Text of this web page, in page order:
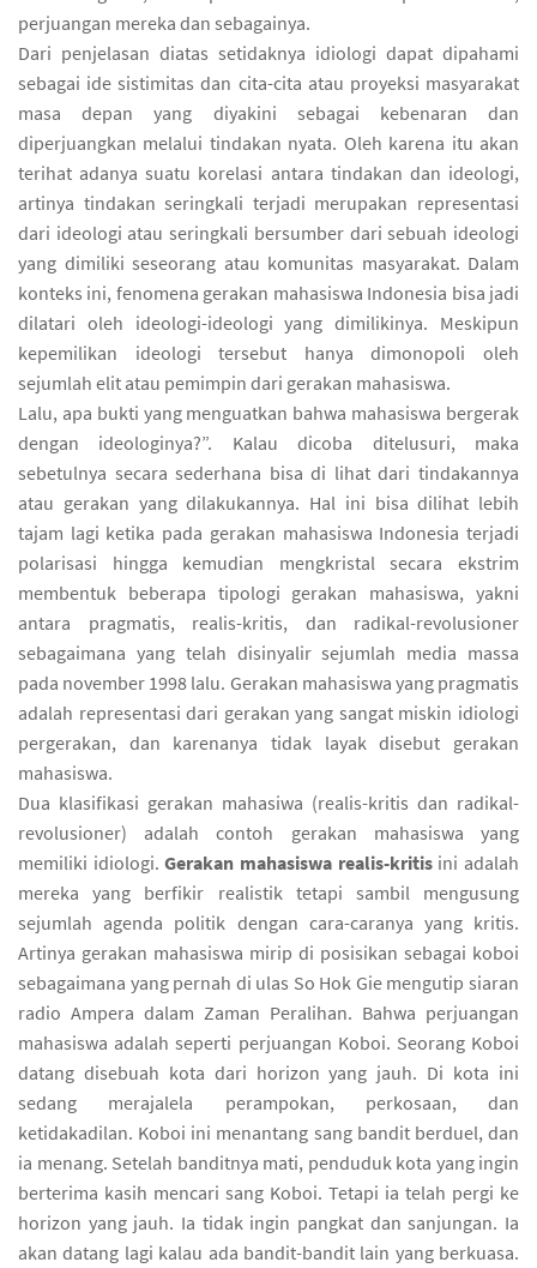
perjuangan mereka dan sebagainya.
Dari penjelasan diatas setidaknya idiologi dapat dipahami
sebagai ide sistimitas dan cita-cita atau proyeksi masyarakat
masa depan yang diyakini sebagai kebenaran dan
diperjuangkan melalui tindakan nyata. Oleh karena itu akan
terihat adanya suatu korelasi antara tindakan dan ideologi,
artinya tindakan seringkali terjadi merupakan representasi
dari ideologi atau seringkali bersumber dari sebuah ideologi
yang dimiliki seseorang atau komunitas masyarakat. Dalam
konteks ini, fenomena gerakan mahasiswa Indonesia bisa jadi
dilatari oleh ideologi-ideologi yang dimilikinya. Meskipun
kepemilikan ideologi tersebut hanya dimonopoli oleh
sejumlah elit atau pemimpin dari gerakan mahasiswa.
Lalu, apa bukti yang menguatkan bahwa mahasiswa bergerak
dengan ideologinya?”. Kalau dicoba ditelusuri, maka
sebetulnya secara sederhana bisa di lihat dari tindakannya
atau gerakan yang dilakukannya. Hal ini bisa dilihat lebih
tajam lagi ketika pada gerakan mahasiswa Indonesia terjadi
polarisasi hingga kemudian mengkristal secara ekstrim
membentuk beberapa tipologi gerakan mahasiswa, yakni
antara pragmatis, realis-kritis, dan radikal-revolusioner
sebagaimana yang telah disinyalir sejumlah media massa
pada november 1998 lalu. Gerakan mahasiswa yang pragmatis
adalah representasi dari gerakan yang sangat miskin idiologi
pergerakan, dan karenanya tidak layak disebut gerakan
mahasiswa.
Dua klasifikasi gerakan mahasiwa (realis-kritis dan radikal-
revolusioner) adalah contoh gerakan mahasiswa yang
memiliki idiologi.Gerakan mahasiswa realis-kritisini adalah
mereka yang berfikir realistik tetapi sambil mengusung
sejumlah agenda politik dengan cara-caranya yang kritis.
Artinya gerakan mahasiswa mirip di posisikan sebagai koboi
sebagaimana yang pernah di ulas So Hok Gie mengutip siaran
radio Ampera dalam Zaman Peralihan. Bahwa perjuangan
mahasiswa adalah seperti perjuangan Koboi. Seorang Koboi
datang disebuah kota dari horizon yang jauh. Di kota ini
sedang merajalela perampokan, perkosaan, dan
ketidakadilan. Koboi ini menantang sang bandit berduel, dan
ia menang. Setelah banditnya mati, penduduk kota yang ingin
berterima kasih mencari sang Koboi. Tetapi ia telah pergi ke
horizon yang jauh. Ia tidak ingin pangkat dan sanjungan. Ia
akan datang lagi kalau ada bandit-bandit lain yang berkuasa.